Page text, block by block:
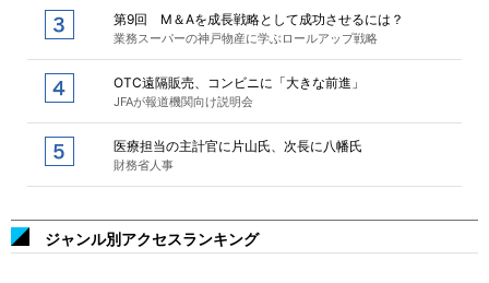
第9回 M＆Aを成長戦略として成功させるには？
業務スーパーの神戸物産に学ぶロールアップ戦略
OTC遠隔販売、コンビニに「大きな前進」
JFAが報道機関向け説明会
医療担当の主計官に片山氏、次長に八幡氏
財務省人事
ジャンル別アクセスランキング